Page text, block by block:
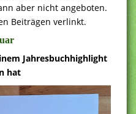
aber nicht angeboten.
Beiträgen verlinkt.
Jahresbuchhighlight
hat